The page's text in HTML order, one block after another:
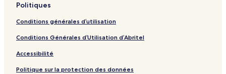
t
e
n
t
r
Politiques
Conditions générales d’utilisation
Conditions Générales d’Utilisation d’Abritel
Accessibilité
Politique sur la protection des données